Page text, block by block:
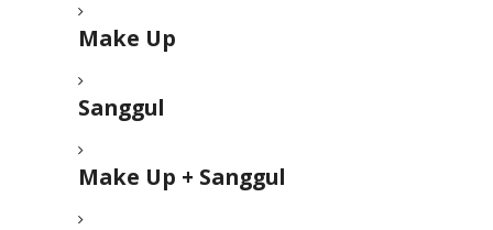
Make Up
Sanggul
Make Up + Sanggul